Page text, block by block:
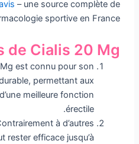
– une source complète de
sportive en France.
de Cialis 20 Mg
est connu pour son
permettant aux
meilleure fonction
érectile.
à d’autres
rester efficace jusqu’à